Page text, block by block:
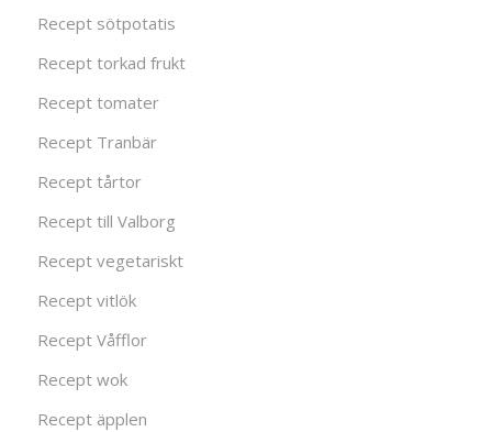
Recept sötpotatis
Recept torkad frukt
Recept tomater
Recept Tranbär
Recept tårtor
Recept till Valborg
Recept vegetariskt
Recept vitlök
Recept Våfflor
Recept wok
Recept äpplen